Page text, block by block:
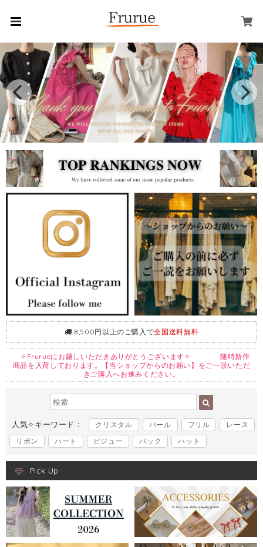
8,500円以上のご購入で全国送料無料
✧Frurueにお越しいただきありがとうございます✧ 随時新作
商品を入荷しております。【当ショップからのお願い】をご一読いただ
きご購入へお進みください。
人気✧キーワード： クリスタル パール フリル
レース
リボン
ハート ビジュー バック ハット
Pick Up